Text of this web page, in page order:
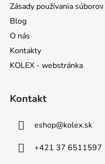
Zásady používania
Blog
O nás
Kontakty
KOLEX - webstránka
Kontakt
eshop@kolex.sk
+421 37 6511597